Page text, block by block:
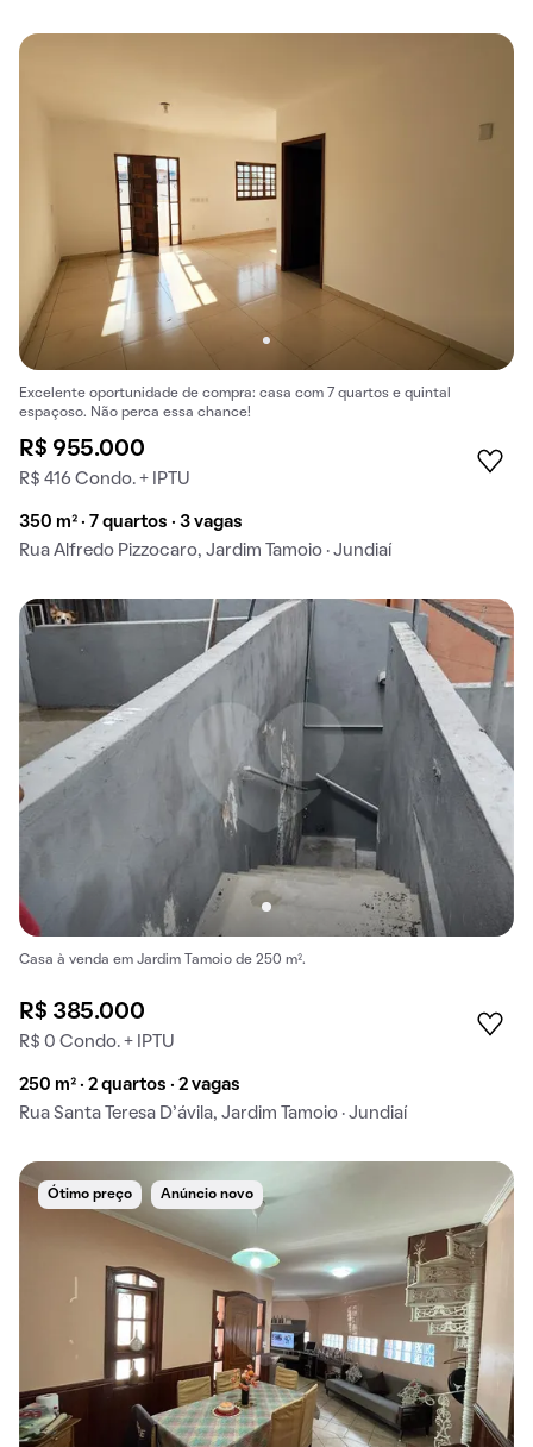
Excelente oportunidade de compra: casa com 7 quartos e quintal
espaçoso. Não perca essa chance!
R$ 955.000
R$ 416 Condo. + IPTU
350 m² · 7 quartos · 3 vagas
Rua Alfredo Pizzocaro, Jardim Tamoio · Jundiaí
Casa à venda em Jardim Tamoio de 250 m².
R$ 385.000
R$ 0 Condo. + IPTU
250 m² · 2 quartos · 2 vagas
Rua Santa Teresa D’ávila, Jardim Tamoio · Jundiaí
Ótimo preço Anúncio novo